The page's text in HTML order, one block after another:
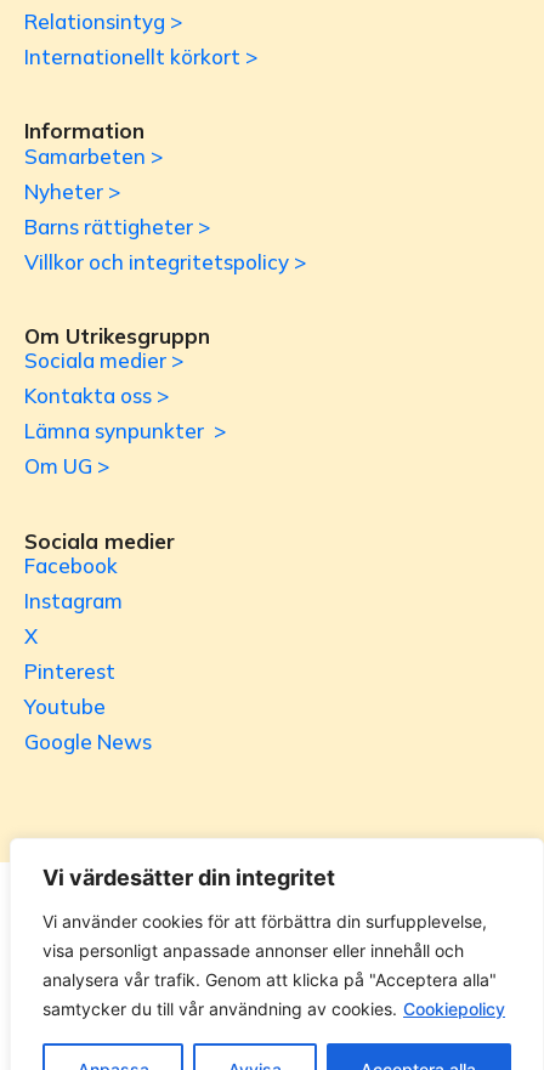
Vi värdesätter din integritet
Vi använder cookies för att förbättra din surfupplevelse,
visa personligt anpassade annonser eller innehåll och
analysera vår trafik. Genom att klicka på "Acceptera alla"
samtycker du till vår användning av cookies. Cookiepolicy
Relationsintyg >
Internationellt körkort >
Information
Samarbeten >
Nyheter >
Barns rättigheter >
Villkor och integritetspolicy >
Om Utrikesgruppn
Sociala medier >
Kontakta oss >
Lämna synpunkter >
Om UG >
Sociala medier
Facebook
Instagram
X
Pinterest
Youtube
Google News
Utrikesgruppen
UG.se – representeras helt i privat regi av Svenska
Utrikesgruppen AB. Materialet på webbplatsen får ej
kopieras utan tillåtelse. Alla priser anges ink. moms. 14
dagars ångerrätt.